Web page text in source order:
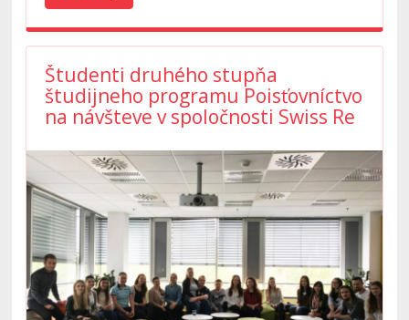
Študenti druhého stupňa
študijneho programu Poisťovníctvo
na návšteve v spoločnosti Swiss Re